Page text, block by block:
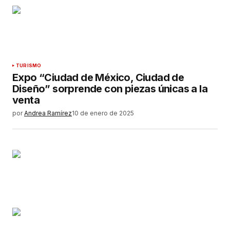
TURISMO
Expo “Ciudad de México, Ciudad de
Diseño” sorprende con piezas únicas a la
venta
por Andrea Ramírez10 de enero de 2025